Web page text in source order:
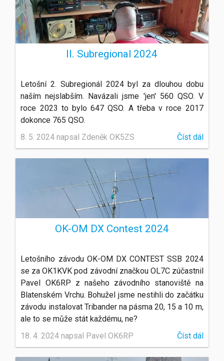
II. Subregional 2024
Letošní 2. Subregionál 2024 byl za dlouhou dobu
naším nejslabším. Navázali jsme 'jen' 560 QSO. V
roce 2023 to bylo 647 QSO. A třeba v roce 2017
dokonce 765 QSO.
8. 5. 2024 napsal Zdeněk OK5ZS
Číst dál
OK-OM DX Contest 2024
Letošního závodu OK-OM DX CONTEST SSB 2024
se za OK1KVK pod závodní značkou OL7C zúčastnil
Pavel OK6RP z našeho závodního stanoviště na
Blatenském Vrchu. Bohužel jsme nestihli do začátku
závodu instalovat Tribander na pásma 20, 15 a 10 m,
ale to se může stát každému, ne?
18. 4. 2024 napsal Pavel OK6RP
Číst dál